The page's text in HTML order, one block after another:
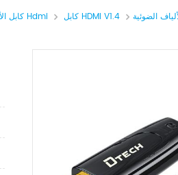
كابل الألياف Hdmi كابل HDMI V1.4